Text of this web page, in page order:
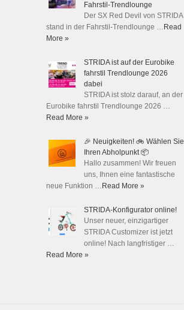
Fahrstil-Trendlounge
Der SX Red Devil von STRIDA
stand in der Fahrstil-Trendlounge … Read
More »
STRIDA ist auf der Eurobike
fahrstil Trendlounge 2026
dabei
STRIDA ist stolz darauf, an der
Eurobike fahrstil Trendlounge 2026 …
Read More »
🎉 Neuigkeiten! 🚲 Wählen Sie
Ihren Abholpunkt 📦
Hallo zusammen! Wir freuen
uns, Ihnen eine fantastische
neue Funktion … Read More »
STRIDA-Konfigurator online!
Unser neuer, einzigartiger
STRIDA Customizer ist jetzt
online! Nach langfristiger …
Read More »